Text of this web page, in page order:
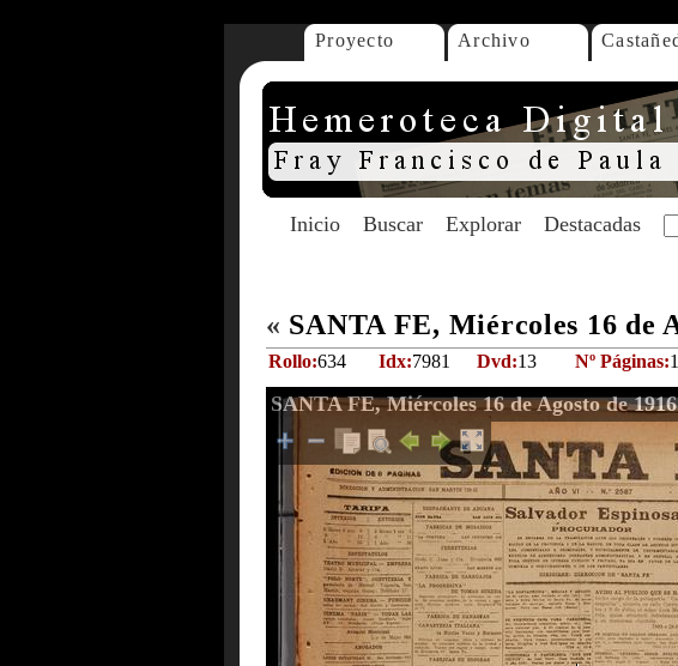
Proyecto Archivo
Inicio Buscar Explorar Destacadas
« SANTA FE, Miércoles 16 de
Rollo:634 Idx:7981 Dvd:13 Nº Páginas:
SANTA FE, Miércoles 16 de Agosto de 1916